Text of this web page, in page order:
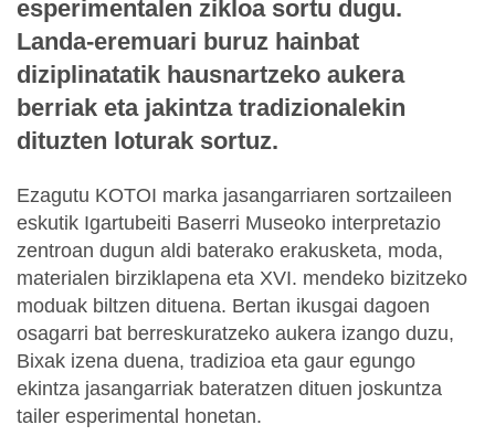
esperimentalen zikloa sortu dugu.
Landa-eremuari buruz hainbat
diziplinatatik hausnartzeko aukera
berriak eta jakintza tradizionalekin
dituzten loturak sortuz.
Ezagutu KOTOI marka jasangarriaren sortzaileen
eskutik Igartubeiti Baserri Museoko interpretazio
zentroan dugun aldi baterako erakusketa, moda,
materialen birziklapena eta XVI. mendeko bizitzeko
moduak biltzen dituena. Bertan ikusgai dagoen
osagarri bat berreskuratzeko aukera izango duzu,
Bixak izena duena, tradizioa eta gaur egungo
ekintza jasangarriak bateratzen dituen joskuntza
tailer esperimental honetan.